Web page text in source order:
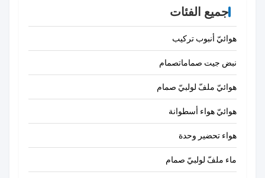
جميع الفئات
هوائيّ أنبوب تركيب
نبض جيت صماماتصمام
هوائيّ ملفّ لولبيّ صمام
هوائيّ هواء أسطوانة
هواء تحضير وحدة
ماء ملفّ لولبيّ صمام